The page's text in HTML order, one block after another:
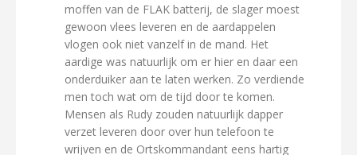
moffen van de FLAK batterij, de slager moest
gewoon vlees leveren en de aardappelen
vlogen ook niet vanzelf in de mand. Het
aardige was natuurlijk om er hier en daar een
onderduiker aan te laten werken. Zo verdiende
men toch wat om de tijd door te komen.
Mensen als Rudy zouden natuurlijk dapper
verzet leveren door over hun telefoon te
wrijven en de Ortskommandant eens hartig